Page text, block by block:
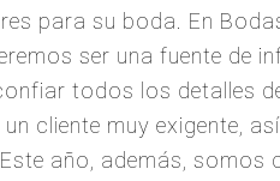
para su boda. En
ser una fuente de
todos los detalles
cliente muy exigente,
año, además, somos